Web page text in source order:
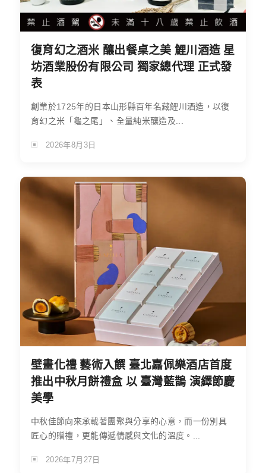
復育幻之酒米 釀出餐桌之美 鯉川酒造 星
坊酒業股份有限公司 獨家總代理 正式發
表
創業於1725年的日本山形縣百年名藏鯉川酒造，以復
育幻之米「龜之尾」、全量純米釀造及...
2026年8月3日
壁畫化禮 藝術入饌 臺北嘉佩樂酒店首度
推出中秋月餅禮盒 以 臺灣藍鵲 演繹節慶
美學
中秋佳節向來承載著團聚與分享的心意，而一份別具
匠心的贈禮，更能傳遞情感與文化的溫度。...
2026年7月27日